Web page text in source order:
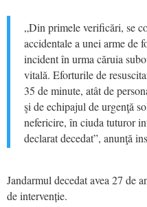
„Din primele verificări, se
accidentale a unei arme de
incident în urma căruia
vitală. Eforturile de
35 de minute, atât de
şi de echipajul de urgenţă
nefericire, în ciuda tuturor
declarat decedat”, anunţă
Jandarmul decedat avea 27 de
de intervenție.